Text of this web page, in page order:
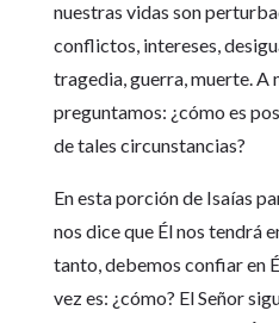
nuestras vidas son
conflictos, intereses,
tragedia, guerra, muerte. A
preguntamos: ¿cómo es
de tales circunstancias?
En esta porción de Isaías
nos dice que Él nos tendrá
tanto, debemos confiar en
vez es: ¿cómo? El Señor